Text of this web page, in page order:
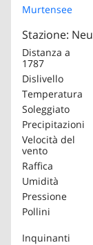
Murtensee
Stazione:
Distanza a
1787
Dislivello
Temperatura
Soleggiato
Precipitazioni
Velocità del
vento
Raffica
Umidità
Pressione
Pollini
Inquinanti